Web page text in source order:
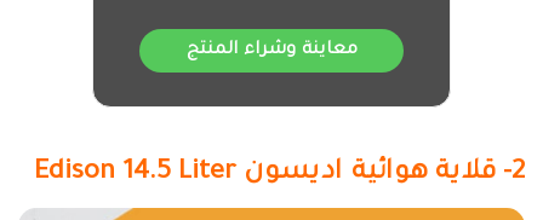
معاينة وشراء المنتج
2- قلاية هوائية اديسون Edison 14.5 Liter